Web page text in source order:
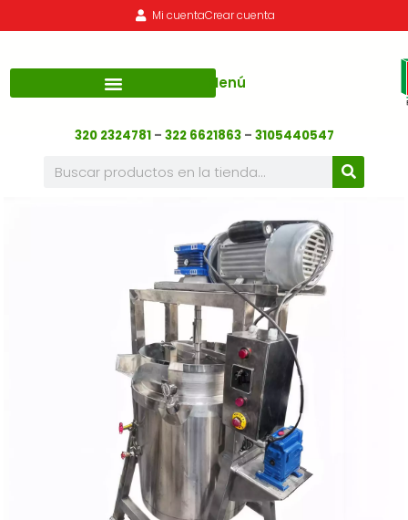
Mi cuentaCrear cuenta
Menú
320 2324781– 322 6621863 – 3105440547